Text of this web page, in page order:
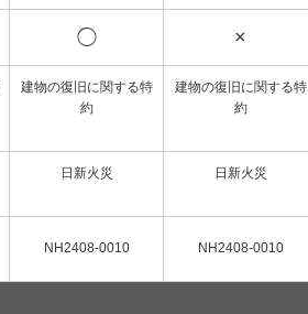
◯ ×
建物の復旧に関する特
約
建物の復旧に関する特
約
日新火災 日新火災
NH2408-0010 NH2408-0010